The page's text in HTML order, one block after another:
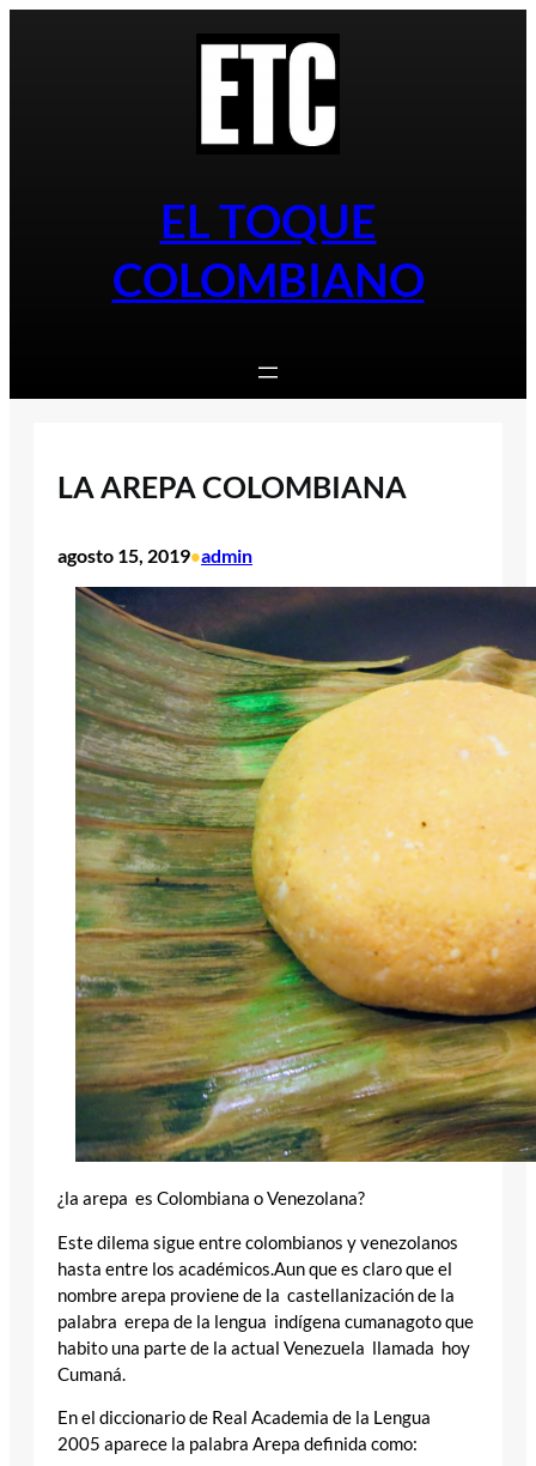
EL TOQUE
COLOMBIANO
LA AREPA COLOMBIANA
agosto 15, 2019•admin
¿la arepa es Colombiana o Venezolana?
Este dilema sigue entre colombianos y venezolanos
hasta entre los académicos.Aun que es claro que el
nombre arepa proviene de la castellanización de la
palabra erepa de la lengua indígena cumanagoto que
habito una parte de la actual Venezuela llamada hoy
Cumaná.
En el diccionario de Real Academia de la Lengua
2005 aparece la palabra Arepa definida como: